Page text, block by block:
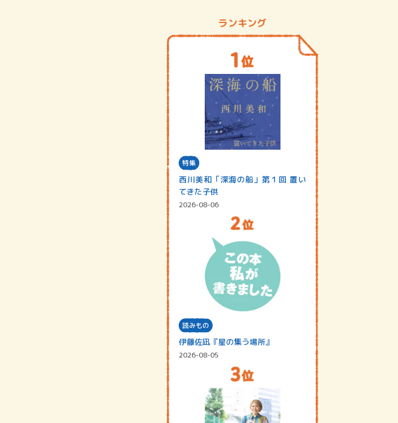
ランキング
特集
西川美和「深海の船」第１回 置い
てきた子供
2026-08-06
読みもの
伊藤佐凪『星の集う場所』
2026-08-05